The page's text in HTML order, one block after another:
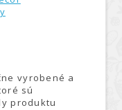
vyrobené a
sú
produktu